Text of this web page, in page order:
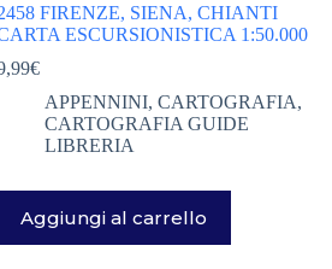
FIRENZE, SIENA, CHIANTI
ESCURSIONISTICA 1:50.000
€
APPENNINI, CARTOGRAFIA,
CARTOGRAFIA GUIDE
LIBRERIA
Aggiungi al carrello